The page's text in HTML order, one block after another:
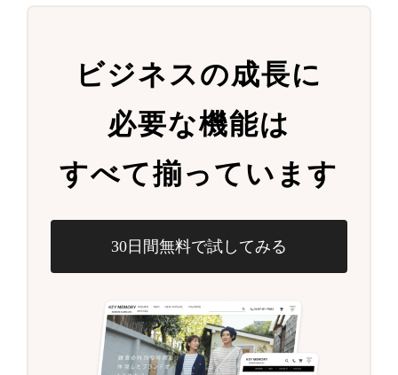
ビジネスの成長に
必要な機能は
すべて揃っています
30日間無料で試してみる